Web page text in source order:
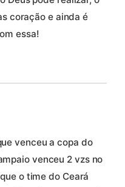
coração e ainda é
essa!
venceu a copa do
venceu 2 vzs no
o time do Ceará